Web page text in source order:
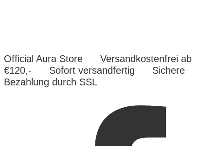
Official Aura Store Versandkostenfrei ab
€120,- Sofort versandfertig
Sichere
Bezahlung durch SSL